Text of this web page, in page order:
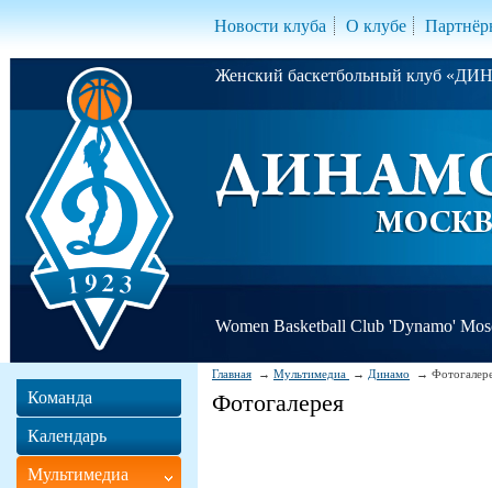
Новости клуба О клубе
Женский баскетбольный клуб
Women Basketball Club 'Dynamo'
Главная Мультимедиа Динамо
Фотогалерея
Команда
Календарь
Мультимедиа